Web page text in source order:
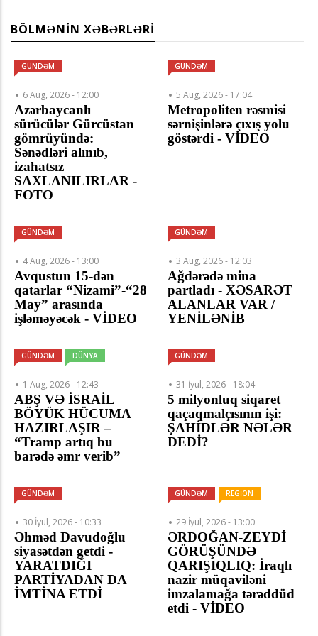
BÖLMƏNIN XƏBƏRLƏRI
GÜNDƏM
6 Aug, 2026 - 12:00
Azərbaycanlı
sürücülər Gürcüstan
gömrüyündə:
Sənədləri alınıb,
izahatsız
SAXLANILIRLAR -
FOTO
GÜNDƏM
5 Aug, 2026 - 17:04
Metropoliten rəsmisi
sərnişinlərə çıxış yolu
göstərdi - VİDEO
GÜNDƏM
4 Aug, 2026 - 13:00
Avqustun 15-dən
qatarlar “Nizami”-“28
May” arasında
işləməyəcək - VİDEO
GÜNDƏM
3 Aug, 2026 - 12:03
Ağdərədə mina
partladı - XƏSARƏT
ALANLAR VAR /
YENİLƏNİB
GÜNDƏM DÜNYA
1 Aug, 2026 - 12:43
ABŞ VƏ İSRAİL
BÖYÜK HÜCUMA
HAZIRLAŞIR –
“Tramp artıq bu
barədə əmr verib”
GÜNDƏM
31 İyul, 2026 - 18:04
5 milyonluq siqaret
qaçaqmalçısının işi:
ŞAHİDLƏR NƏLƏR
DEDİ?
GÜNDƏM
30 İyul, 2026 - 10:33
Əhməd Davudoğlu
siyasətdən getdi -
YARATDIĞI
PARTİYADAN DA
İMTİNA ETDİ
GÜNDƏM REGİON
29 İyul, 2026 - 13:00
ƏRDOĞAN-ZEYDİ
GÖRÜŞÜNDƏ
QARIŞIQLIQ: İraqlı
nazir müqaviləni
imzalamağa tərəddüd
etdi - VİDEO